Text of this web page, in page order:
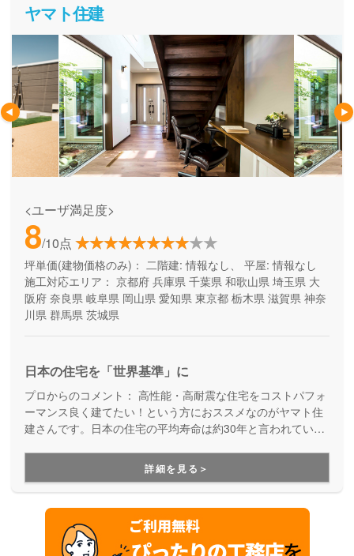
ヤマト住建
<ユーザ満足度>
8/10点
坪単価(建物価格のみ)： 二階建: 情報なし、 平屋: 情報なし
施工対応エリア： 京都府 兵庫県 千葉県 和歌山県 埼玉県 大
阪府 奈良県 岐阜県 岡山県 愛知県 東京都 栃木県 滋賀県 神奈
川県 群馬県 茨城県
日本の住宅を「世界基準」に
プロからのコメント： 高性能・高耐震な住宅をコストパフォ
ーマンス良く建てたい！という方におススメなのがヤマト住
建さんです。日本の住宅の平均寿命は約30年と言われていま
詳細を見る＞